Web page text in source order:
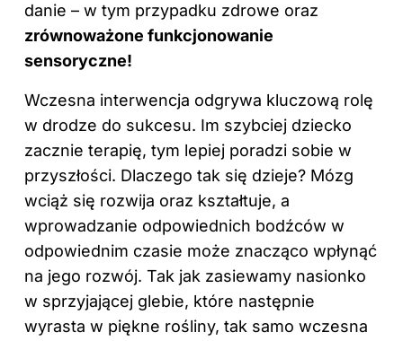
danie – w tym przypadku zdrowe oraz
zrównoważone funkcjonowanie
sensoryczne!
Wczesna interwencja odgrywa kluczową rolę
w drodze do sukcesu. Im szybciej dziecko
zacznie terapię, tym lepiej poradzi sobie w
przyszłości. Dlaczego tak się dzieje? Mózg
wciąż się rozwija oraz kształtuje, a
wprowadzanie odpowiednich bodźców w
odpowiednim czasie może znacząco wpłynąć
na jego rozwój. Tak jak zasiewamy nasionko
w sprzyjającej glebie, które następnie
wyrasta w piękne rośliny, tak samo wczesna